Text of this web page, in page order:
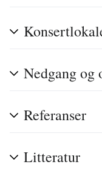
Nedgang og
Referanser
Litteratur